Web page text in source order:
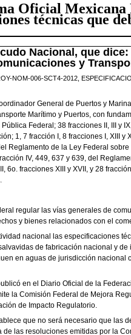
Oficial Mexicana
técnicas que
Nacional, que
y
NOM-006-SCT4-2012,
General de Puertos y
Marítimo y Puertos, con
Federal; 38 fracciones II, III y
1, 7 fracción I, 8 fracciones I , XIII y
Reglamento de la Ley Federal
IV, 449, 637 y 639, del
6o.fracciones XIII y XVII, y 28
regular las vías generales de
y bienes relacionados con el
nacional las especificaciones
de fabricación nacional y de
en aguas de jurisdicción nacional
en el Diario Oficial de la
la Comisión Federal de Mejora
de Impacto Regulatorio.
que no será necesario que las
las resoluciones emitidas por la